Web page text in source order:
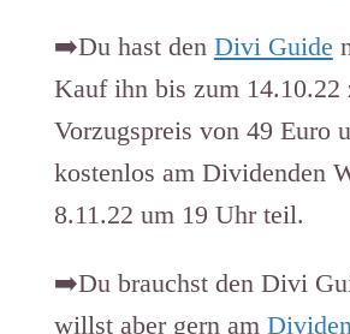
➡️Du hast den Divi Guide
Kauf ihn bis zum 14.10.22
Vorzugspreis von 49 Euro
kostenlos am Dividenden
8.11.22 um 19 Uhr teil.
➡️Du brauchst den Divi
willst aber gern am